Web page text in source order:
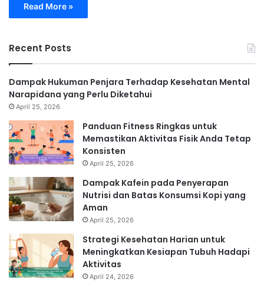
Read More »
Recent Posts
Dampak Hukuman Penjara Terhadap Kesehatan Mental
Narapidana yang Perlu Diketahui
April 25, 2026
Panduan Fitness Ringkas untuk
Memastikan Aktivitas Fisik Anda Tetap
Konsisten
April 25, 2026
Dampak Kafein pada Penyerapan
Nutrisi dan Batas Konsumsi Kopi yang
Aman
April 25, 2026
Strategi Kesehatan Harian untuk
Meningkatkan Kesiapan Tubuh Hadapi
Aktivitas
April 24, 2026